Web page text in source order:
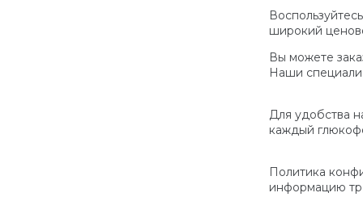
широкий
Вы можете
Наши
Для удобства
каждый
Политика
информацию